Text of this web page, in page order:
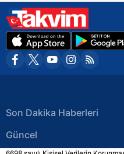
Son Dakika Haberleri
Güncel